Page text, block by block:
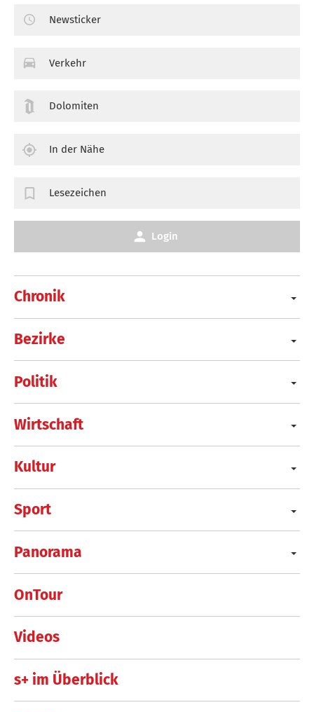
Chronik
Bezirke
Politik
Wirtschaft
Kultur
Sport
Panorama
OnTour
Videos
s+ im Überblick
Newsticker
Verkehr
Dolomiten
In der Nähe
Lesezeichen
Login